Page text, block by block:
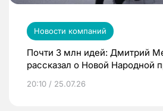
Новости компаний
Почти 3 млн идей: Дмитрий
рассказал о Новой Народной
20:10 / 25.07.26